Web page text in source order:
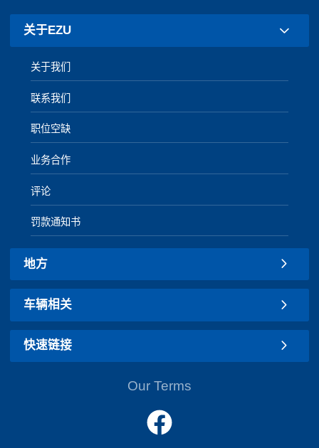
关于EZU
关于我们
联系我们
职位空缺
业务合作
评论
罚款通知书
地方
车辆相关
快速链接
Our Terms